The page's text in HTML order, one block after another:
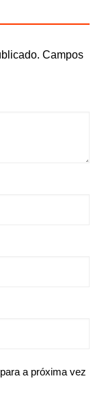
Campos
a próxima vez